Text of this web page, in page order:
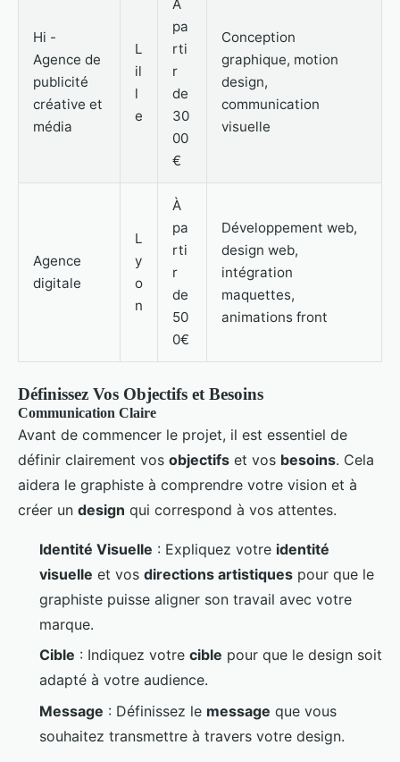
Hi -
Agence de
publicité
créative et
média
L
il
l
e
À
pa
rti
r
de
30
00
€
Conception
graphique, motion
design,
communication
visuelle
Agence
digitale
L
y
o
n
À
pa
rti
r
de
50
0€
Développement web,
design web,
intégration
maquettes,
animations front
Définissez Vos Objectifs et Besoins
Communication Claire
Avant de commencer le projet, il est essentiel de
définir clairement vos objectifs et vos besoins. Cela
aidera le graphiste à comprendre votre vision et à
créer un design qui correspond à vos attentes.
Identité Visuelle : Expliquez votre identité
visuelle et vos directions artistiques pour que le
graphiste puisse aligner son travail avec votre
marque.
Cible : Indiquez votre cible pour que le design soit
adapté à votre audience.
Message : Définissez le message que vous
souhaitez transmettre à travers votre design.